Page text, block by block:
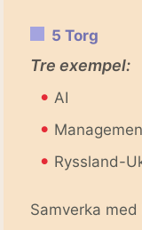
5 Torg
Tre exempel:
• AI
•
• Ryssland-
Samverka med